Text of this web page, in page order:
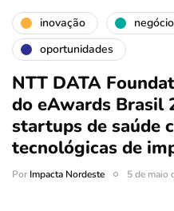
inovação
oportunidades
NTT DATA
do eAwards Brasil
startups de saúde
tecnológicas de
PorImpacta Nordeste 5 de maio